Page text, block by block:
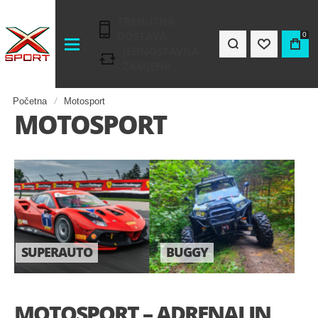
0
Početna Motosport
MOTOSPORT
MOTOKROS SIMULATOR